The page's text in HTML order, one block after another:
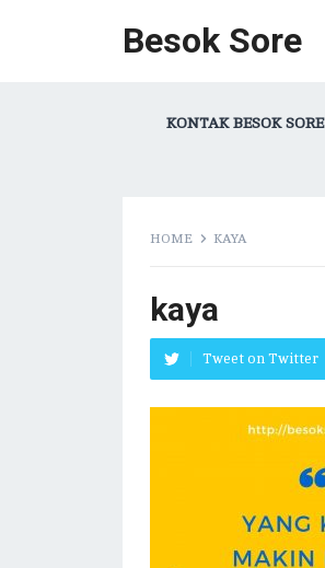
Besok Sore
KONTAK BESOK SORE
HOME KAYA
kaya
Tweet on Twitter